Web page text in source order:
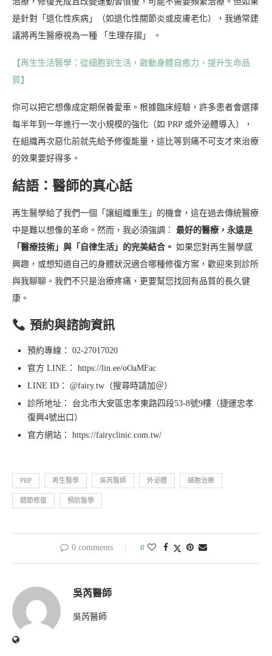
是針對「退化性疾病」（如退化性關節炎或皮膚老化），我通常建
議將再生醫療視為一種 「生理存摺」 。
【再生生活醫學：從細胞到生活，啟動身體自癒力，提升生命品
質】
你可以把它想像成定期保養愛車。根據臨床經驗，許多患者會選擇
每半年到一年進行一次小規模的強化（如 PRP 或外泌體導入），
在組織再次惡化前就先給予修復能量，這比等到痛不可支才來治療
的效果要好得多。
結語：醫師的真心話
再生醫學給了我們一個「讓組織重生」的機會，這在過去傳統醫療
中是難以想像的革命。然而，我必須強調： 最好的醫療，永遠是
「醫療技術」與「自律生活」的完美結合。 如果您對再生醫學感
興趣，或想知道自己的身體狀況適合哪種修復方案，歡迎來到診所
與我聊聊。我們不只是治療疼痛，更要幫您找回有品質的長久健
康。
預約與諮詢資訊
預約專線： 02-27017020
官方 LINE： https://lin.ee/oOaMFac
LINE ID： @fairy.tw（搜尋時請加＠）
診所地址： 台北市大安區忠孝東路四段53-8號9樓（捷運忠孝
復興4號出口）
官方網站： https://fairyclinic.com.tw/
PRP 再生醫學 吳芮醫師 外泌體 細胞治療
關節修復 預防醫學
0 comments 0
吳芮醫師
吳芮醫師